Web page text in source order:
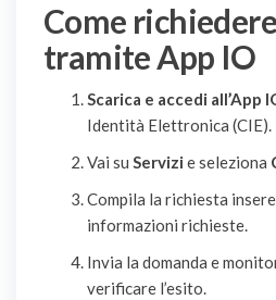
Come
tramite App IO
Scarica e accedi all’App
Identità Elettronica (CIE).
Vai su Servizi e seleziona
Compila la richiesta
informazioni richieste.
Invia la domanda e
verificare l’esito.